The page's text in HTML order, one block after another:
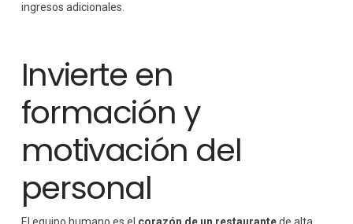
ingresos adicionales.
Invierte en
formación y
motivación del
personal